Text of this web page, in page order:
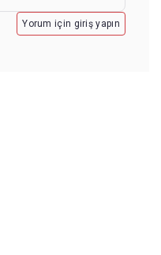
Yorum için giriş yapın